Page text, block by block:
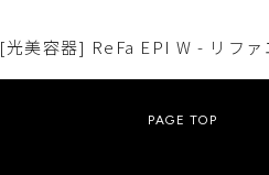
[光美容器] ReFa EPI W - リフ
PAGE TOP